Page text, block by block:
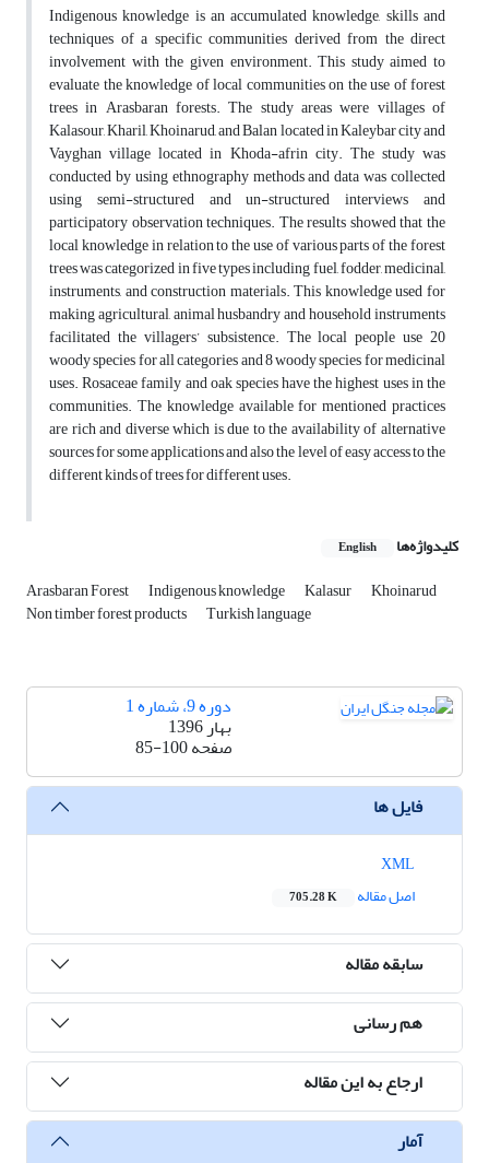
Indigenous knowledge is an accumulated knowledge, skills and
techniques of a specific communities derived from the direct
involvement with the given environment. This study aimed to
evaluate the knowledge of local communities on the use of forest
trees in Arasbaran forests. The study areas were villages of
Kalasour, Kharil, Khoinarud, and Balan located in Kaleybar city and
Vayghan village located in Khoda-afrin city. The study was
conducted by using ethnography methods and data was collected
using semi-structured and un-structured interviews and
participatory observation techniques. The results showed that the
local knowledge in relation to the use of various parts of the forest
trees was categorized in five types including fuel, fodder, medicinal,
instruments, and construction materials. This knowledge used for
making agricultural, animal husbandry and household instruments
facilitated the villagers’ subsistence. The local people use 20
woody species for all categories and 8 woody species for medicinal
uses. Rosaceae family and oak species have the highest uses in the
communities. The knowledge available for mentioned practices
are rich and diverse which is due to the availability of alternative
sources for some applications and also the level of easy access to the
different kinds of trees for different uses.
کلیدواژه‌ها English
Arasbaran Forest Indigenous knowledge Kalasur Khoinarud
Non timber forest products Turkish language
دوره 9، شماره 1
بهار 1396
صفحه85-100
فایل ها
اصل مقاله
705.28 K
سابقه مقاله
هم رسانی
ارجاع به این مقاله
آمار